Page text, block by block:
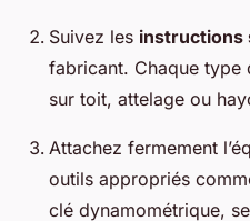
Suivez les instructions
fabricant. Chaque
sur toit, attelage ou
Attachez fermement
outils appropriés
clé dynamométrique,